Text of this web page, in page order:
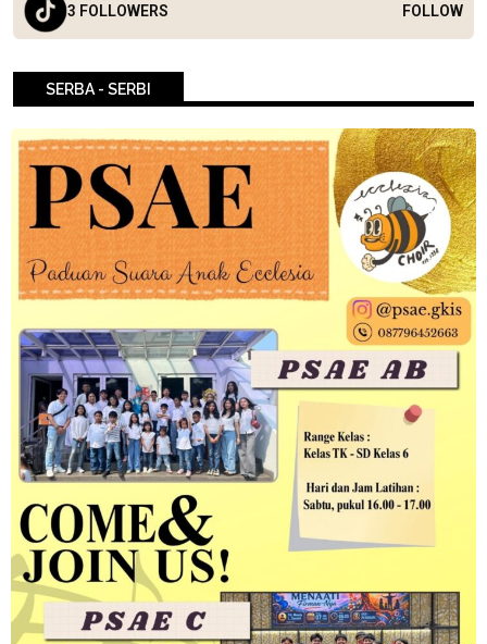
3 FOLLOWERS FOLLOW
SERBA - SERBI